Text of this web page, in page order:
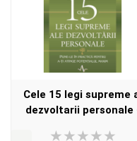
Cele 15 legi supreme
dezvoltarii personale